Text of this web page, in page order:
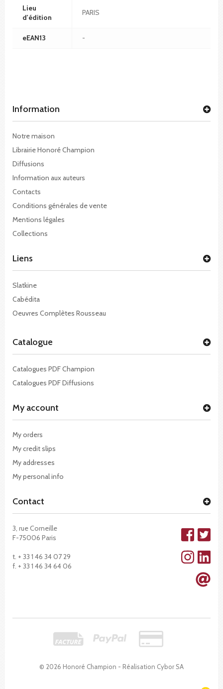
Lieu
d'édition
PARIS
eEAN13 -
Information
Notre maison
Librairie Honoré Champion
Diffusions
Information aux auteurs
Contacts
Conditions générales de vente
Mentions légales
Collections
© 2026 Honoré Champion - Réalisation Cybor SA
Liens
Slatkine
Cabédita
Oeuvres Complètes Rousseau
Catalogue
Catalogues PDF Champion
Catalogues PDF Diffusions
My account
My orders
My credit slips
My addresses
My personal info
Contact
3, rue Corneille
F-75006 Paris
t. + 33 1 46 34 07 29
f. + 33 1 46 34 64 06